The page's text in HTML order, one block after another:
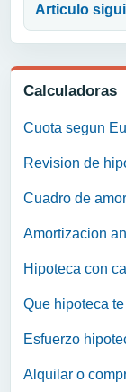
Calculadoras
Cuota segun
Revision de
Cuadro de
Amortizacion
Hipoteca con
Que hipoteca
Esfuerzo
Alquilar o
Articulo